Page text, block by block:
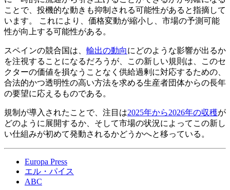
ことで、投機的な動きも抑制される可能性があると指摘して
います。 これにより、価格変動が縮小し、市場の予測可能
性が向上する可能性がある。
スペインの競合国は、 輸出の動向にどのような影響が出るか
を注視することになるだろうが、この新しい規則は、このセ
クターの価値を損なうことなく供給過剰に対応するための、
合法的かつ透明性の高い方法を求める生産者団体からの長年
の要望に応えるものである。
規制が導入されたことで、注目は2025年から2026年の収穫が
どのように展開するか、そして市場の状況によってこの新し
い仕組みが初めて発動されるかどうかへと移っている。
Europa Press
エル・パイス
ABC